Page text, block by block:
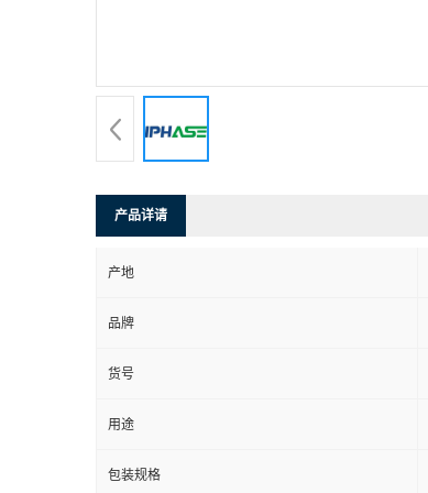
产品详请
产地
品牌
货号
用途
包装规格